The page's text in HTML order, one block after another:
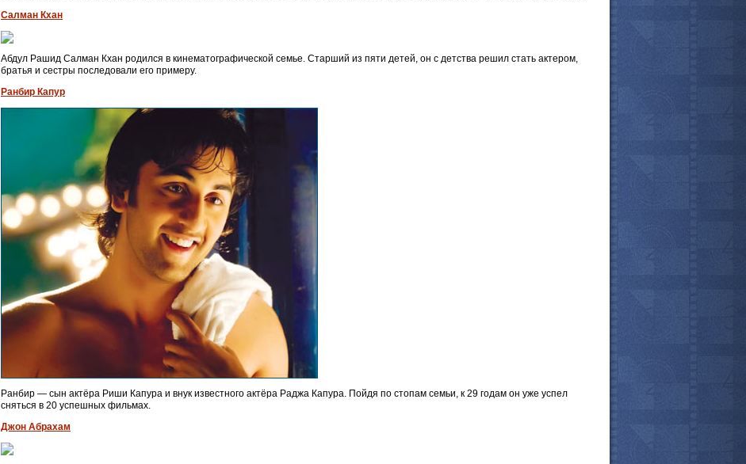
Салман Кхан
Абдул Рашид Салман Кхан родился в кинематографической семье. Старший из пяти детей, он с детства решил стать актером,
братья и сестры последовали его примеру.
Ранбир Капур
Ранбир — сын актёра Риши Капура и внук известного актёра Раджа Капура. Пойдя по стопам семьи, к 29 годам он уже успел
сняться в 20 успешных фильмах.
Джон Абрахам